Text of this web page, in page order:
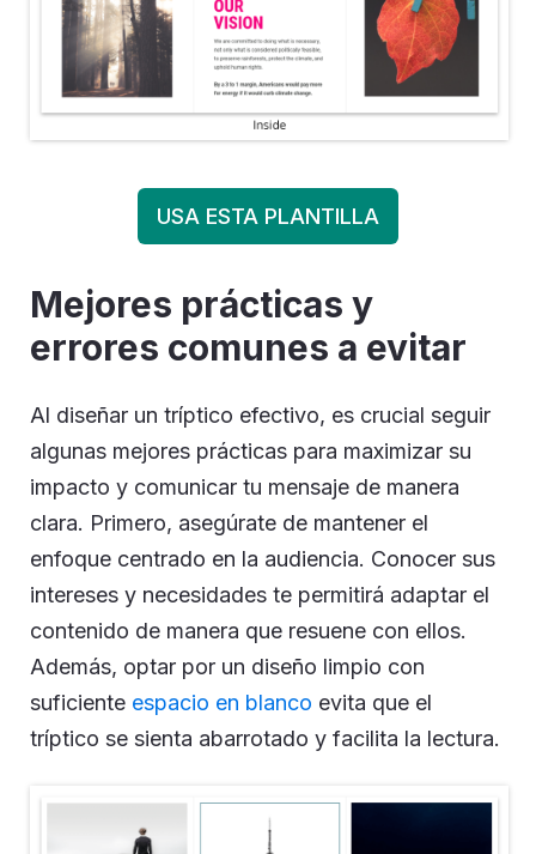
USA ESTA PLANTILLA
Mejores prácticas y
errores comunes a evitar
Al diseñar un tríptico efectivo, es crucial seguir
algunas mejores prácticas para maximizar su
impacto y comunicar tu mensaje de manera
clara. Primero, asegúrate de mantener el
enfoque centrado en la audiencia. Conocer sus
intereses y necesidades te permitirá adaptar el
contenido de manera que resuene con ellos.
Además, optar por un diseño limpio con
suficiente espacio en blanco evita que el
tríptico se sienta abarrotado y facilita la lectura.